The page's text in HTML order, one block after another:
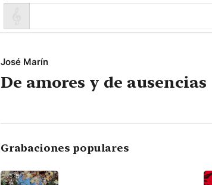
José Marín
De amores y de ausencias
Grabaciones populares